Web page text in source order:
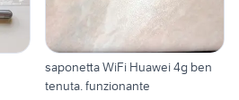
saponetta WiFi Huawei 4g ben
tenuta. funzionante